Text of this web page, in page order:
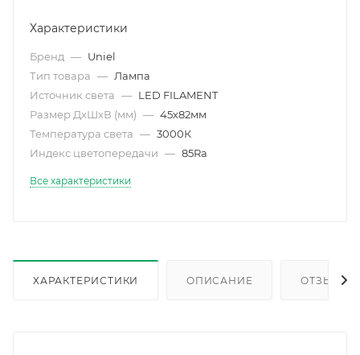
Характеристики
Бренд — Uniel
Тип товара — Лампа
Источник света — LED FILAMENT
Размер ДхШхВ (мм) — 45х82мм
Температура света — 3000К
Индекс цветопередачи — 85Ra
Все характеристики
ХАРАКТЕРИСТИКИ ОПИСАНИЕ ОТЗЫВЫ